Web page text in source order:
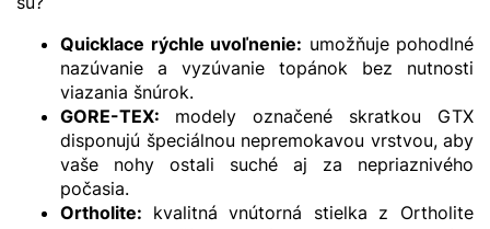
Quicklace rýchle uvoľnenie: umožňuje pohodlné
nazúvanie a vyzúvanie topánok bez nutnosti
viazania šnúrok.
GORE-TEX: modely označené skratkou GTX
disponujú špeciálnou nepremokavou vrstvou, aby
vaše nohy ostali suché aj za nepriaznivého
počasia.
Ortholite: kvalitná vnútorná stielka z Ortholite